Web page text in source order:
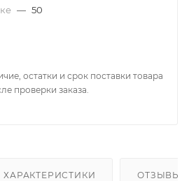
— 50
остатки и срок поставки товара
проверки заказа.
ХАРАКТЕРИСТИКИ ОТЗЫВЫ